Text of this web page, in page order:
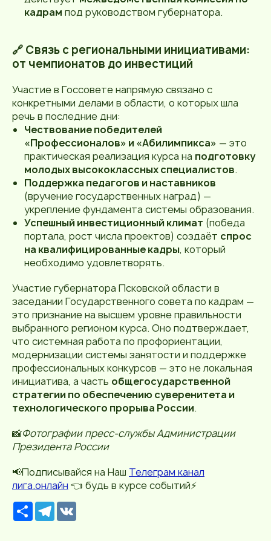
кадрам под руководством губернатора.
🔗 Связь с региональными инициативами:
от чемпионатов до инвестиций
Участие в Госсовете напрямую связано с
конкретными делами в области, о которых шла
речь в последние дни:
Чествование победителей
«Профессионалов» и «Абилимпикса» — это
практическая реализация курса на подготовку
молодых высококлассных специалистов.
Поддержка педагогов и наставников
(вручение государственных наград) —
укрепление фундамента системы образования.
Успешный инвестиционный климат (победа
портала, рост числа проектов) создаёт спрос
на квалифицированные кадры, который
необходимо удовлетворять.
Участие губернатора Псковской области в
заседании Государственного совета по кадрам —
это признание на высшем уровне правильности
выбранного регионом курса. Оно подтверждает,
что системная работа по профориентации,
модернизации системы занятости и поддержке
профессиональных конкурсов — это не локальная
инициатива, а часть общегосударственной
стратегии по обеспечению суверенитета и
технологического прорыва России.
📸Фотографии пресс-службы Администрации
Президента России
📢Подписывайся на Наш Телеграм канал
лига.онлайн 👈 будь в курсе событий⚡️
Р
е
T
e